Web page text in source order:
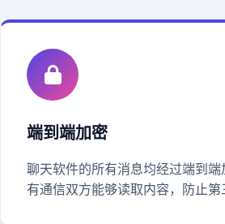
端到端加密
聊天软件的所有消息均经过端到端
有通信双方能够读取内容，防止第